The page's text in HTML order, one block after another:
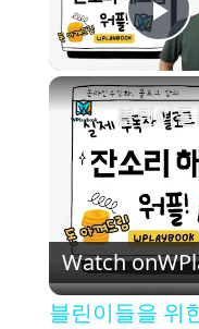
Watch on
블린이들을 위